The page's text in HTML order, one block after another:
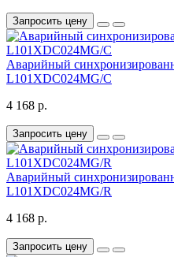
Запросить цену
Аварийный
L101XDC024MG/C
4 168 р.
Запросить цену
Аварийный
L101XDC024MG/R
4 168 р.
Запросить цену